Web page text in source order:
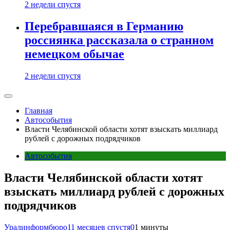
2 недели спустя
Перебравшаяся в Германию
россиянка рассказала о странном
немецком обычае
2 недели спустя
Главная
Автособытия
Власти Челябинской области хотят взыскать миллиард
рублей с дорожных подрядчиков
Автособытия
Власти Челябинской области хотят
взыскать миллиард рублей с дорожных
подрядчиков
Уралинформбюро11 месяцев спустя01 минуты